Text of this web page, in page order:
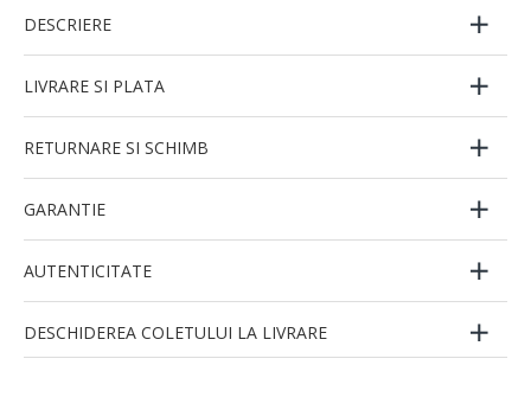
DESCRIERE
LIVRARE SI PLATA
RETURNARE SI SCHIMB
GARANTIE
AUTENTICITATE
DESCHIDEREA COLETULUI LA LIVRARE